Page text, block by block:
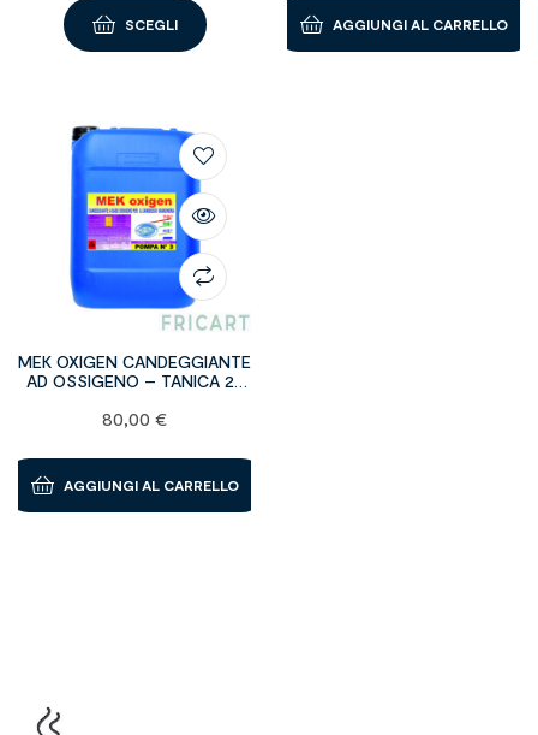
SCEGLI AGGIUNGI AL CARRELLO
MEK OXIGEN CANDEGGIANTE
AD OSSIGENO – TANICA 25
80,00 €
AGGIUNGI AL CARRELLO